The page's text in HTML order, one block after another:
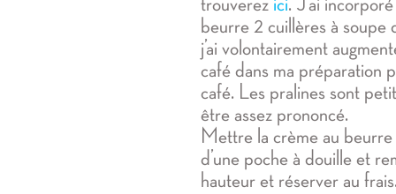
trouverez ici. J’ai
beurre 2 cuillères à
j’ai volontairement
café dans ma préparation
café. Les pralines sont
être assez prononcé.
Mettre la crème au beurre
d’une poche à douille et
hauteur et réserver au